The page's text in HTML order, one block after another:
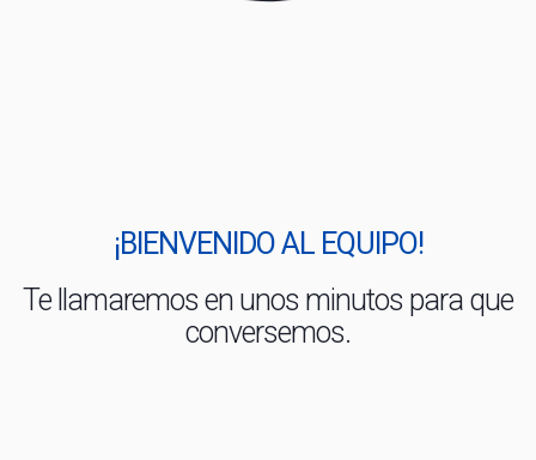
¡BIENVENIDO AL EQUIPO!
Te llamaremos en unos minutos para que
conversemos.